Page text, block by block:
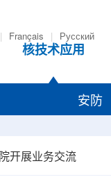
Français Русский
核技术应用
安防
开展业务交流